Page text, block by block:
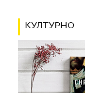
КУЛТУРНО